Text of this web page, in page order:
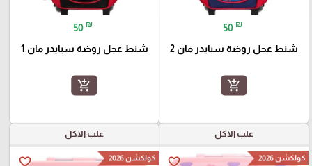
50 ₪
شنط عجل روضة سبايدر مان 2
add_shopping_cart
50 ₪
شنط عجل روضة سبايدر مان 1
add_shopping_cart
علب الاكل
favorite_border كولكشن 2026
علب الاكل
favorite_border كولكشن 2026